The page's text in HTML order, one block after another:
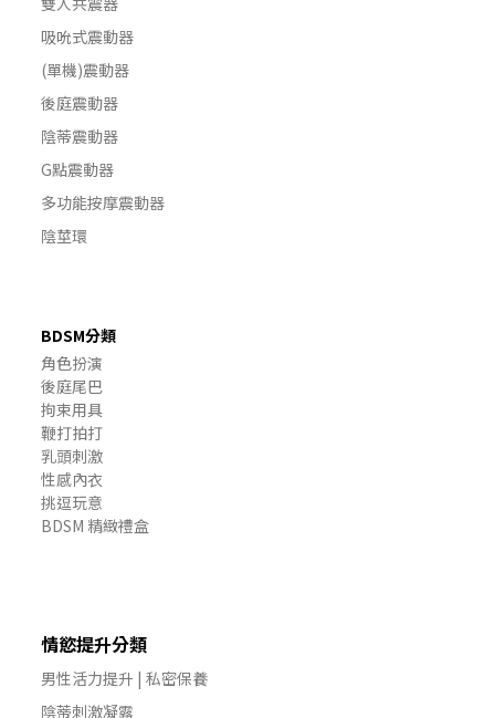
吸吮式震動器
(單機)震動器
後庭震動器
陰蒂震動器
G點震動器
多功能按摩震動器
陰莖環
BDSM分類
角色扮演
後庭尾巴
拘束用具
鞭打拍打
乳頭刺激
性感內衣
挑逗玩意
BDSM 精緻禮盒
情慾提升分類
男性活力提升 | 私密保養
陰蒂刺激凝露